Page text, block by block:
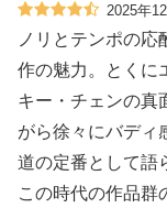
2025年
ノリとテンポの
作の魅力。とくに
キー・チェンの真
がら徐々にバディ
道の定番として語
この時代の作品群